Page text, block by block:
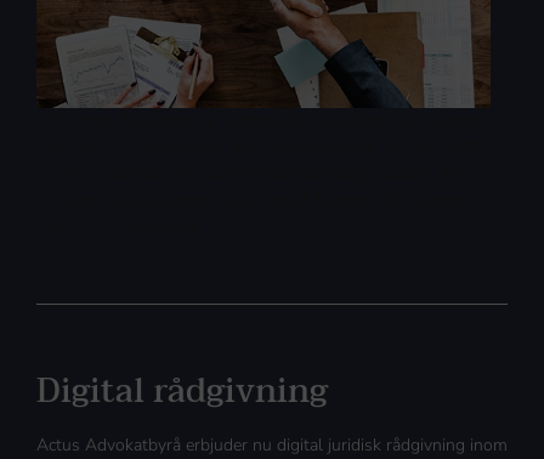
Digital rådgivning
Actus Advokatbyrå erbjuder nu digital juridisk rådgivning inom